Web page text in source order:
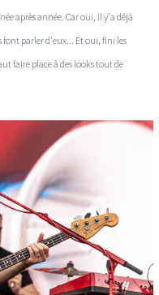
après année. Car oui, il y'a déjà
parler d'eux... Et oui, fini les
faire place à des looks tout de